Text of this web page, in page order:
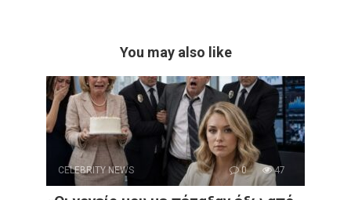
You may also like
CELEBRITY NEWS 0 47